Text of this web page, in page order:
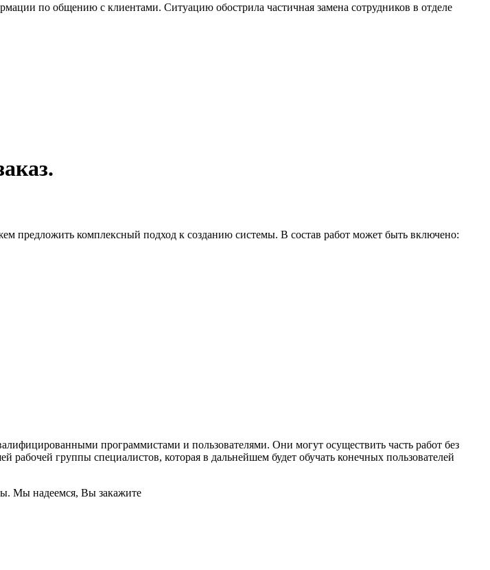
по общению с клиентами. Ситуацию обострила частичная замена сотрудников в отделе
предложить комплексный подход к созданию системы. В состав работ может быть включено:
программистами и пользователями. Они могут осуществить часть работ без
группы специалистов, которая в дальнейшем будет обучать конечных пользователей
Мы надеемся, Вы закажите